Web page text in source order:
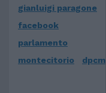
gianluigi paragone
facebook
parlamento
montecitorio
dpcm